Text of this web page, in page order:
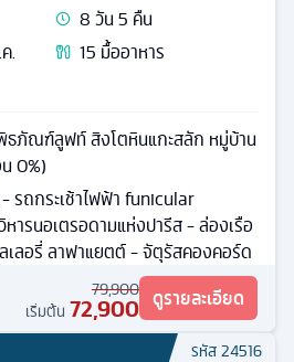
8วัน5 คืน
.
15 มื้ออาหาร
ธภัณฑ์ลูฟท์ สิงโตหินแกะสลัก หมู่บ้าน
0%)
รถกระเช้าไฟฟ้า funicular
ารนอเตรอดามแห่งปารีส - ล่องเรือ
เลอรี่ ลาฟาแยตต์ - จัตุรัสคองคอร์ด
79,900
เริ่มต้น 72,900 ดูรายละเอียด
รหัส24516